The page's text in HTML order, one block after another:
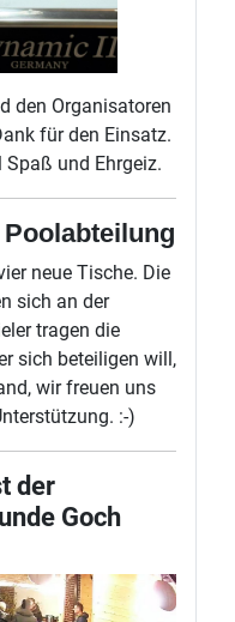
den Organisatoren
für den Einsatz.
und Ehrgeiz.
neue Tische. Die
sich an der
tragen die
sich beteiligen will,
wir freuen uns
:-)
der
Goch